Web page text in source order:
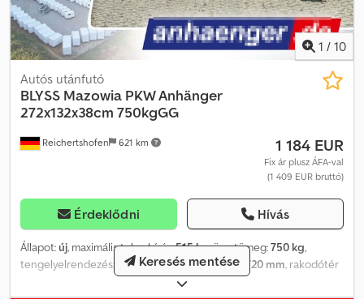
1 / 10
Reichertshofen 621 km
Autós utánfutó
BLYSS Mazowia PKW Anhänger
272x132x38cm 750kgGG
1 184 EUR
Fix ár plusz ÁFA-val
(1 409 EUR bruttó)
Érdeklődni Hívás
Állapot:új, maximális teherbírás:515 kg, össztömeg:750 kg,
tengelyelrendezés:
1 tengely, raktér hossza:2 720 mm , rakodótér
1 320 mm, raktérmagasság:380 mm, Akció! Mazowia
Keresés mentése